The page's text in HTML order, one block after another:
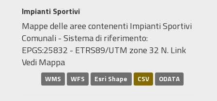
Impianti Sportivi
Mappe delle aree contenenti Impianti Sportivi
Comunali - Sistema di riferimento:
EPGS:25832 - ETRS89/UTM zone 32 N. Link
Vedi Mappa
WMS WFS Esri Shape CSV ODATA